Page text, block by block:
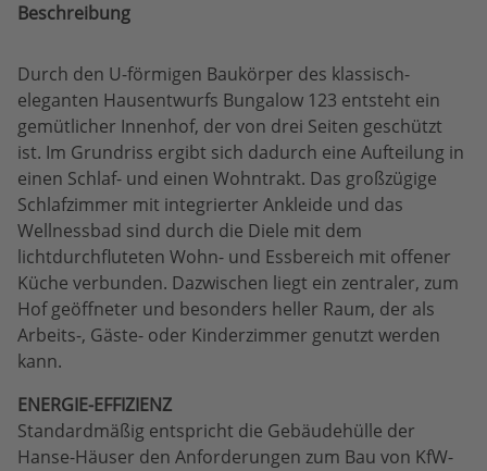
Beschreibung
Durch den U-förmigen Baukörper des klassisch-
eleganten Hausentwurfs Bungalow 123 entsteht ein
gemütlicher Innenhof, der von drei Seiten geschützt
ist. Im Grundriss ergibt sich dadurch eine Aufteilung in
einen Schlaf- und einen Wohntrakt. Das großzügige
Schlafzimmer mit integrierter Ankleide und das
Wellnessbad sind durch die Diele mit dem
lichtdurchfluteten Wohn- und Essbereich mit offener
Küche verbunden. Dazwischen liegt ein zentraler, zum
Hof geöffneter und besonders heller Raum, der als
Arbeits-, Gäste- oder Kinderzimmer genutzt werden
kann.
ENERGIE-EFFIZIENZ
Standardmäßig entspricht die Gebäudehülle der
Hanse-Häuser den Anforderungen zum Bau von KfW-